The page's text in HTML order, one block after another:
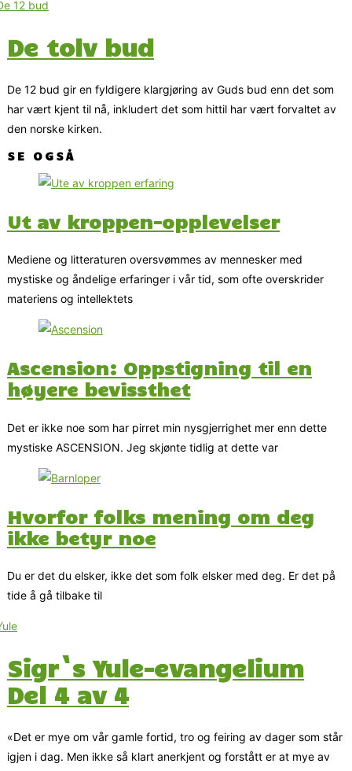
De tolv bud
De 12 bud gir en fyldigere klargjøring av Guds bud enn det som
har vært kjent til nå, inkludert det som hittil har vært forvaltet av
den norske kirken.
SE OGSÅ
Ut av kroppen-opplevelser
Mediene og litteraturen oversvømmes av mennesker med
mystiske og åndelige erfaringer i vår tid, som ofte overskrider
materiens og intellektets
Ascension: Oppstigning til en
høyere bevissthet
Det er ikke noe som har pirret min nysgjerrighet mer enn dette
mystiske ASCENSION. Jeg skjønte tidlig at dette var
Hvorfor folks mening om deg
ikke betyr noe
Du er det du elsker, ikke det som folk elsker med deg. Er det på
tide å gå tilbake til
Sigr`s Yule-evangelium
Del 4 av 4
«Det er mye om vår gamle fortid, tro og feiring av dager som står
igjen i dag. Men ikke så klart anerkjent og forstått er at mye av